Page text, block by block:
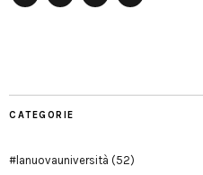
CATEGORIE
#lanuovauniversità (52)